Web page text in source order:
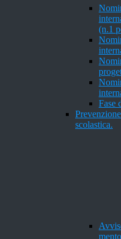
(n.1
Fase
scolastica.